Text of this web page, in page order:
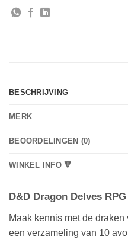
BESCHRIJVING
MERK
BEOORDELINGEN (0)
WINKEL INFO 🔻
D&D Dragon Delves
Maak kennis met de
een verzameling van 10